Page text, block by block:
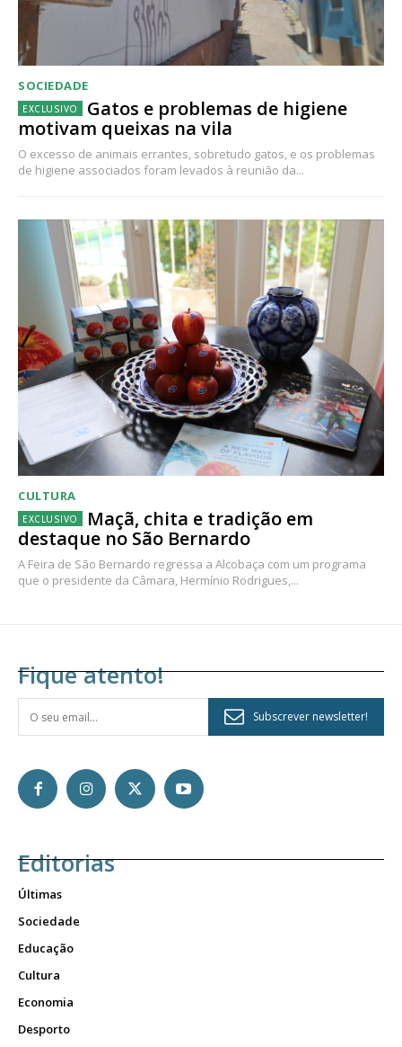
SOCIEDADE
Gatos e problemas de higiene
motivam queixas na vila
O excesso de animais errantes, sobretudo gatos, e os problemas
de higiene associados foram levados à reunião da...
CULTURA
Maçã, chita e tradição em
destaque no São Bernardo
A Feira de São Bernardo regressa a Alcobaça com um programa
que o presidente da Câmara, Hermínio Rodrigues,...
Fique atento!
Subscrever newsletter!
Editorias
Últimas
Sociedade
Educação
Cultura
Economia
Desporto